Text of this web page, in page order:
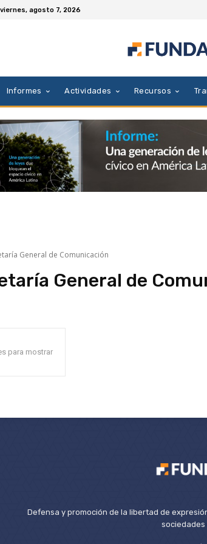
viernes, agosto 7, 2026
Informes Actividades Recursos
General de Comunicación
General de
para mostrar
Defensa y promoción de la libertad de
sociedades